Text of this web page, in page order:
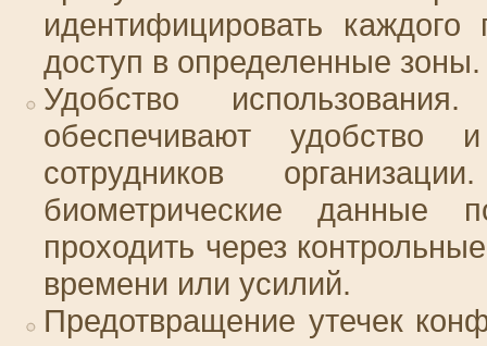
идентифицировать каждого
доступ в определенные зоны.
Удобство
обеспечивают удобство
сотрудников
биометрические данные
проходить через
времени или усилий.
Предотвращение утечек